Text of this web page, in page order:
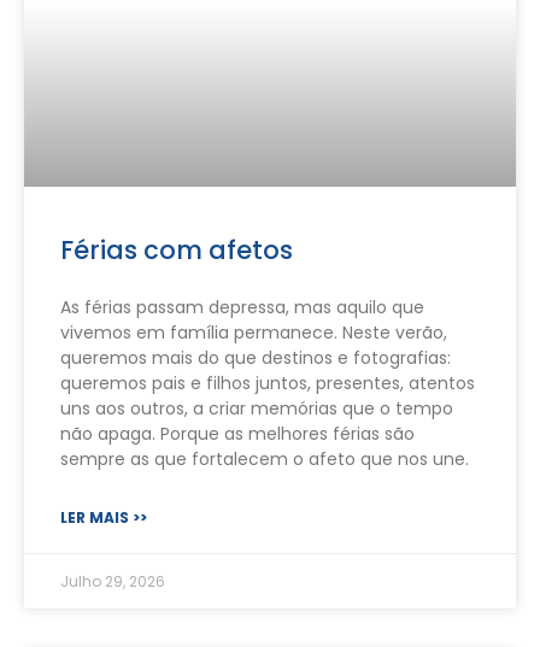
Férias com afetos
As férias passam depressa, mas aquilo que
vivemos em família permanece. Neste verão,
queremos mais do que destinos e fotografias:
queremos pais e filhos juntos, presentes, atentos
uns aos outros, a criar memórias que o tempo
não apaga. Porque as melhores férias são
sempre as que fortalecem o afeto que nos une.
LER MAIS >>
Julho 29, 2026